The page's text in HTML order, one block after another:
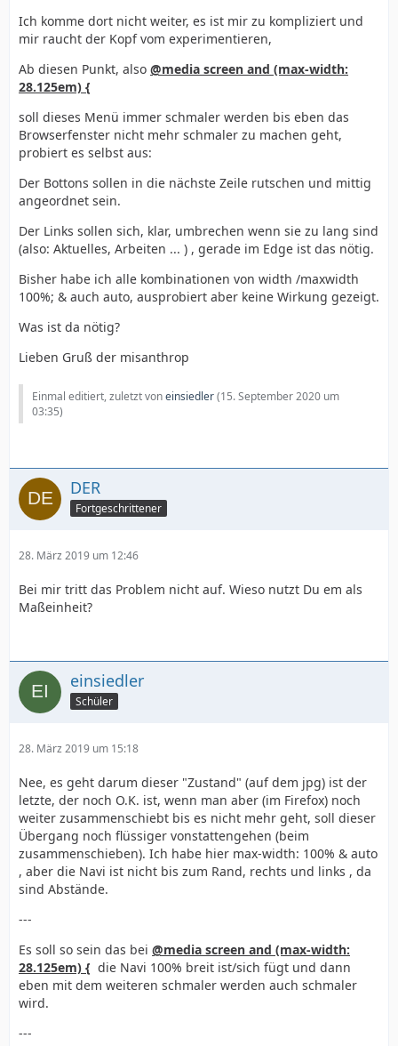
Ich komme dort nicht weiter, es ist mir zu kompliziert und
mir raucht der Kopf vom experimentieren,
Ab diesen Punkt, also @media screen and (max-width:
28.125em) {
soll dieses Menü immer schmaler werden bis eben das
Browserfenster nicht mehr schmaler zu machen geht,
probiert es selbst aus:
Der Bottons sollen in die nächste Zeile rutschen und mittig
angeordnet sein.
Der Links sollen sich, klar, umbrechen wenn sie zu lang sind
(also: Aktuelles, Arbeiten ... ) , gerade im Edge ist das nötig.
Bisher habe ich alle kombinationen von width /maxwidth
100%; & auch auto, ausprobiert aber keine Wirkung gezeigt.
Was ist da nötig?
Lieben Gruß der misanthrop
Einmal editiert, zuletzt voneinsiedler(15. September 2020 um
03:35)
DER
Fortgeschrittener
28. März 2019 um 12:46
Bei mir tritt das Problem nicht auf. Wieso nutzt Du em als
Maßeinheit?
einsiedler
Schüler
28. März 2019 um 15:18
Nee, es geht darum dieser "Zustand" (auf dem jpg) ist der
letzte, der noch O.K. ist, wenn man aber (im Firefox) noch
weiter zusammenschiebt bis es nicht mehr geht, soll dieser
Übergang noch flüssiger vonstattengehen (beim
zusammenschieben). Ich habe hier max-width: 100% & auto
, aber die Navi ist nicht bis zum Rand, rechts und links , da
sind Abstände.
---
Es soll so sein das bei @media screen and (max-width:
28.125em) { die Navi 100% breit ist/sich fügt und dann
eben mit dem weiteren schmaler werden auch schmaler
wird.
---